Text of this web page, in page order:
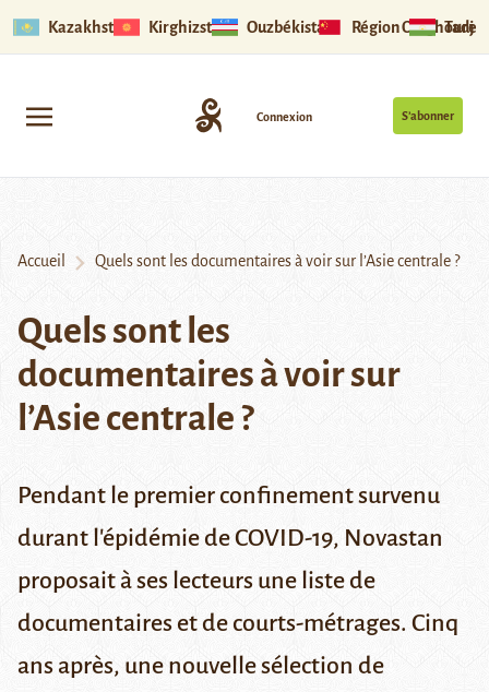
Kazakhstan Kirghizstan Ouzbékistan Région Ouïghoure
S’abonner
Connexion
Accueil Quels sont les documentaires à voir sur l’Asie centrale ?
Quels sont les
documentaires à voir sur
l’Asie centrale ?
Pendant le premier confinement survenu
durant l'épidémie de COVID-19, Novastan
proposait à ses lecteurs une liste de
documentaires et de courts-métrages. Cinq
ans après, une nouvelle sélection de